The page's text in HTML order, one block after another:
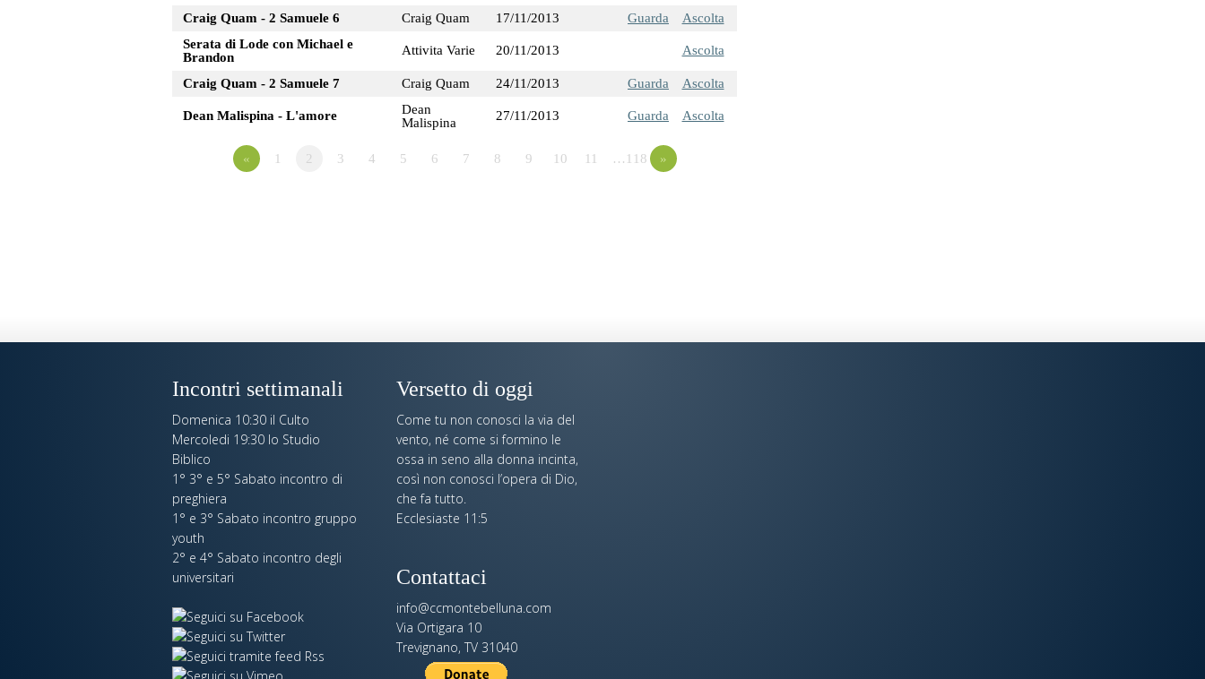
Craig Quam - 2 Samuele 6 Craig Quam 17/11/2013 Guarda
Ascolta
Serata di Lode con Michael e
Brandon
Attivita Varie 20/11/2013 Ascolta
Craig Quam - 2 Samuele 7 Craig Quam 24/11/2013 Guarda Ascolta
Dean Malispina - L'amore
Dean
Malispina
27/11/2013 Guarda Ascolta
« 1 2 3 4 5 6 7 8 9 10 11 …118 »
Incontri settimanali
Domenica 10:30 il Culto
Mercoledi 19:30 lo Studio
Biblico
1° 3° e 5° Sabato incontro di
preghiera
1° e 3° Sabato incontro gruppo
youth
2° e 4° Sabato incontro degli
universitari
Versetto di oggi
Come tu non conosci la via del
vento, né come si formino le
ossa in seno alla donna incinta,
così non conosci l’opera di Dio,
che fa tutto.
Ecclesiaste 11:5
Contattaci
info@ccmontebelluna.com
Via Ortigara 10
Trevignano, TV 31040